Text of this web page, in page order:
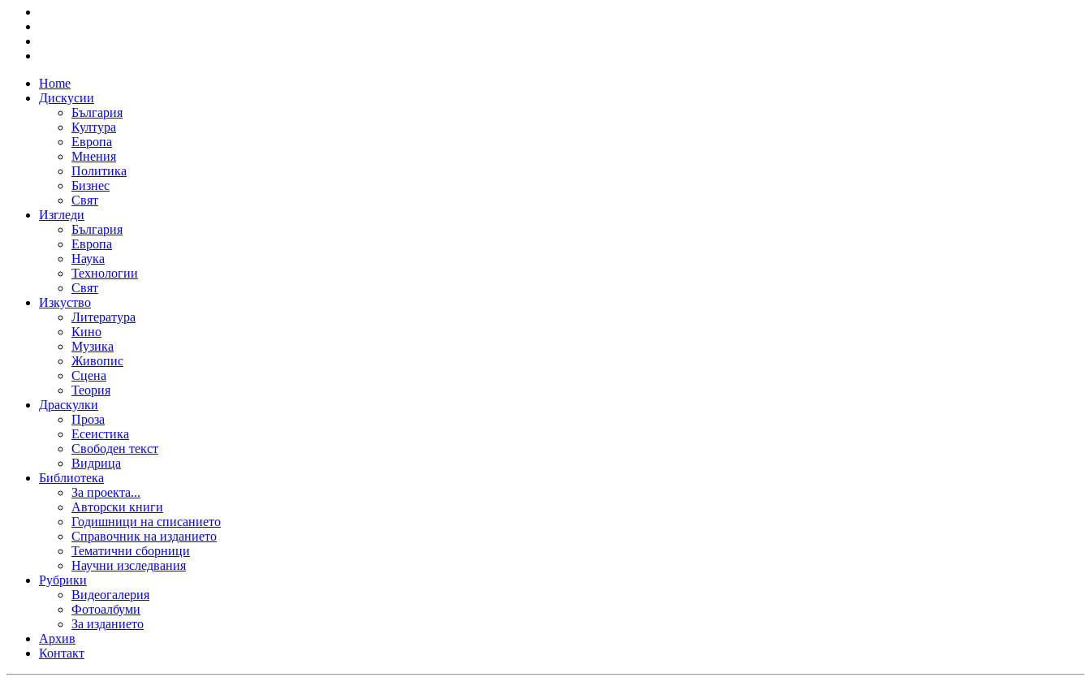
Home
Дискусии
България
Култура
Европа
Мнения
Политика
Бизнес
Свят
Изгледи
България
Европа
Наука
Технологии
Свят
Изкуство
Литература
Кино
Музика
Живопис
Сцена
Теория
Драскулки
Проза
Есеистика
Свободен текст
Видрица
Библиотека
За проекта...
Авторски книги
Годишници на списанието
Справочник на изданието
Тематични сборници
Научни изследвания
Рубрики
Видеогалерия
Фотоалбуми
За изданието
Архив
Контакт